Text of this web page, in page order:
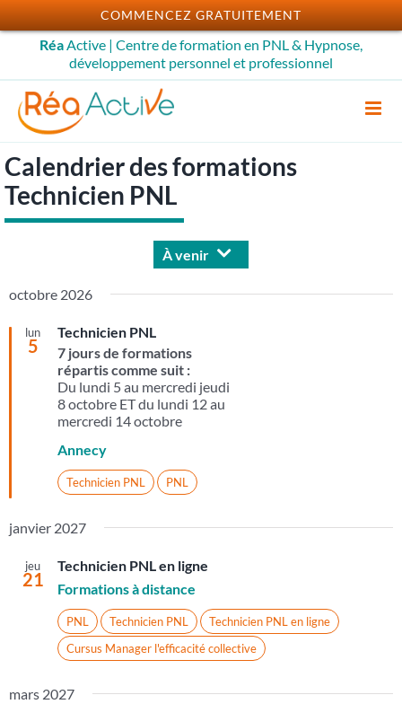
Passer
au
contenu
RéaActive | Centre de formation en PNL & Hypnose,
développement personnel et professionnel
Calendrier des formations
Technicien PNL
À venir
une
date.
octobre 2026
lun
5
Technicien PNL
7 jours de formations
répartis comme suit :
Du lundi 5 au mercredi jeudi
8 octobre ET du lundi 12 au
mercredi 14 octobre
Annecy
Technicien PNL PNL
janvier 2027
jeu
21
Technicien PNL en ligne
Formations à distance
PNL Technicien PNL
Technicien PNL en ligne
Cursus Manager l'efficacité collective
mars 2027
COMMENCEZ GRATUITEMENT